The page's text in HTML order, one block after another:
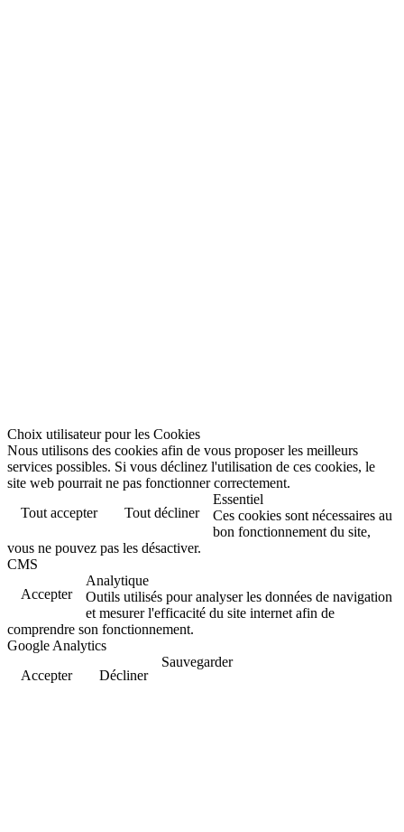
Choix utilisateur pour les Cookies
Nous utilisons des cookies afin de vous proposer les meilleurs
services possibles. Si vous déclinez l'utilisation de ces cookies, le
site web pourrait ne pas fonctionner correctement.
Tout accepter
Tout décliner
Essentiel
Ces cookies sont nécessaires au
bon fonctionnement du site,
vous ne pouvez pas les désactiver.
CMS
Accepter
Analytique
Outils utilisés pour analyser les données de navigation
et mesurer l'efficacité du site internet afin de
comprendre son fonctionnement.
Google Analytics
Accepter
Décliner
Sauvegarder